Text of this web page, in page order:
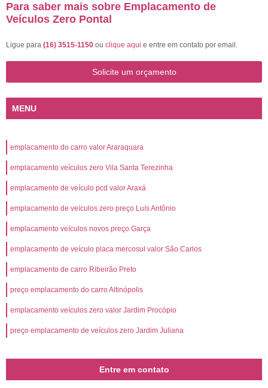
Para saber mais sobre Emplacamento de
Veículos Zero Pontal
Ligue para (16) 3515-1150 ou clique aqui e entre em contato por email.
Solicite um orçamento
MENU
emplacamento do carro valor Araraquara
emplacamento veículos zero Vila Santa Terezinha
emplacamento de veículo pcd valor Araxá
emplacamento de veículos zero preço Luís Antônio
emplacamento veículos novos preço Garça
emplacamento de veículo placa mercosul valor São Carlos
emplacamento de carro Ribeirão Preto
preço emplacamento do carro Altinópolis
emplacamento veículos zero valor Jardim Procópio
preço emplacamento de veículos zero Jardim Juliana
Entre em contato